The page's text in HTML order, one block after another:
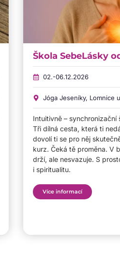
Škola SebeLásky
02.-06.12.2026
Jóga Jeseníky, Lomnice
Intuitivně – synchronizační
Tři dílná cesta, která ti
dovolí ti se pro něj
kurz. Čeká tě proměna. V
drží, ale nesvazuje. S
i spiritualitu.
Více informací